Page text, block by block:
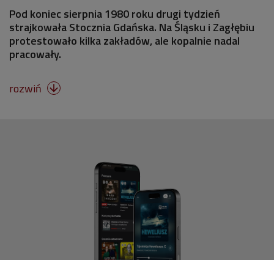
Pod koniec sierpnia 1980 roku drugi tydzień
strajkowała Stocznia Gdańska. Na Śląsku i Zagłębiu
protestowało kilka zakładów, ale kopalnie nadal
pracowały.
rozwiń 